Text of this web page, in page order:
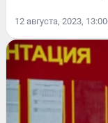
12 августа, 2023, 13:00